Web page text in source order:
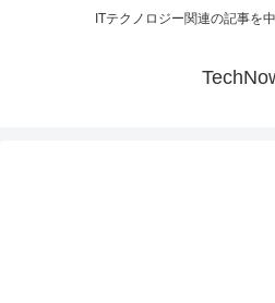
ITテクノロジー関連の記事を